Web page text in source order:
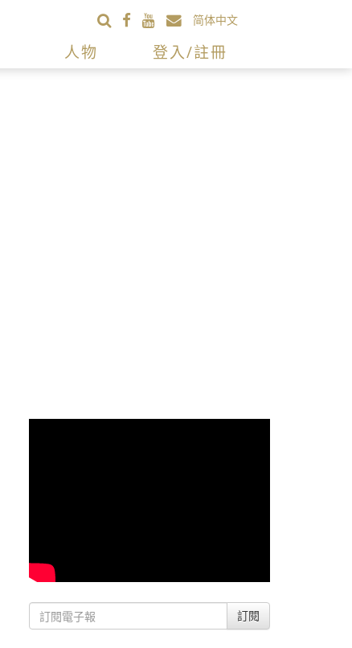
简体中文
人物 登入/註冊
訂閱